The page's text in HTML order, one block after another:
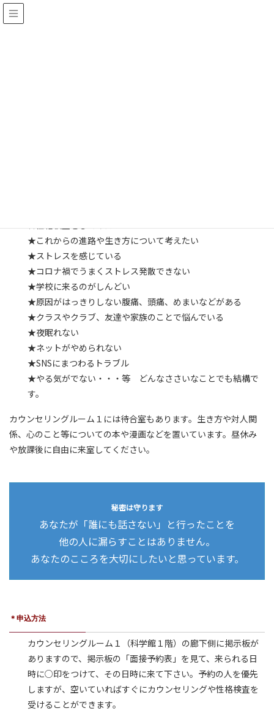
★これからの進路や生き方について考えたい
★ストレスを感じている
★コロナ禍でうまくストレス発散できない
★学校に来るのがしんどい
★原因がはっきりしない腹痛、頭痛、めまいなどがある
★クラスやクラブ、友達や家族のことで悩んでいる
★夜眠れない
★ネットがやめられない
★SNSにまつわるトラブル
★やる気がでない・・・等 どんなささいなことでも結構で
す。
カウンセリングルーム１には待合室もあります。生き方や対人関
係、心のこと等についての本や漫画などを置いています。昼休み
や放課後に自由に来室してください。
秘密は守ります
あなたが「誰にも話さない」と行ったことを
他の人に漏らすことはありません。
あなたのこころを大切にしたいと思っています。
＊申込方法
カウンセリングルーム１（科学館１階）の廊下側に掲示板が
ありますので、掲示板の「面接予約表」を見て、来られる日
時に○印をつけて、その日時に来て下さい。予約の人を優先
しますが、空いていればすぐにカウンセリングや性格検査を
受けることができます。